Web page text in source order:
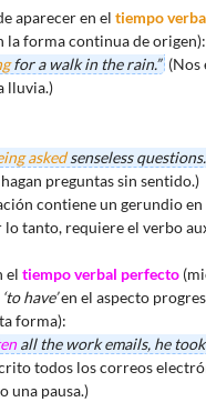
aparecer en eltiempo
la forma continua de origen):
for a walk in the rain.” (Nos
lluvia.)
askedsenseless
preguntas sin sentido.)
contiene un gerundio en
lo tanto, requiere el verbo
eltiempo verbal perfecto
‘to have’en el aspecto
forma):
all the work emails, he took
todos los correos
una pausa.)